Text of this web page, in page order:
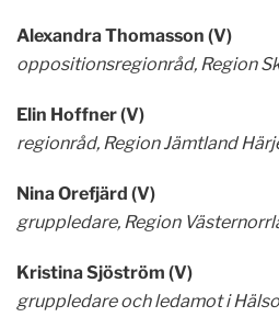
Alexandra Thomasson (V)
oppositionsregionråd, Region
Elin Hoffner (V)
regionråd, Region Jämtland
Nina Orefjärd (V)
gruppledare, Region
Kristina Sjöström (V)
gruppledare och ledamot i